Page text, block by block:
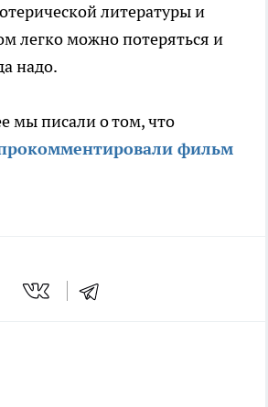
литературы и
легко можно потеряться и
надо.
мы писали о том, что
фильм